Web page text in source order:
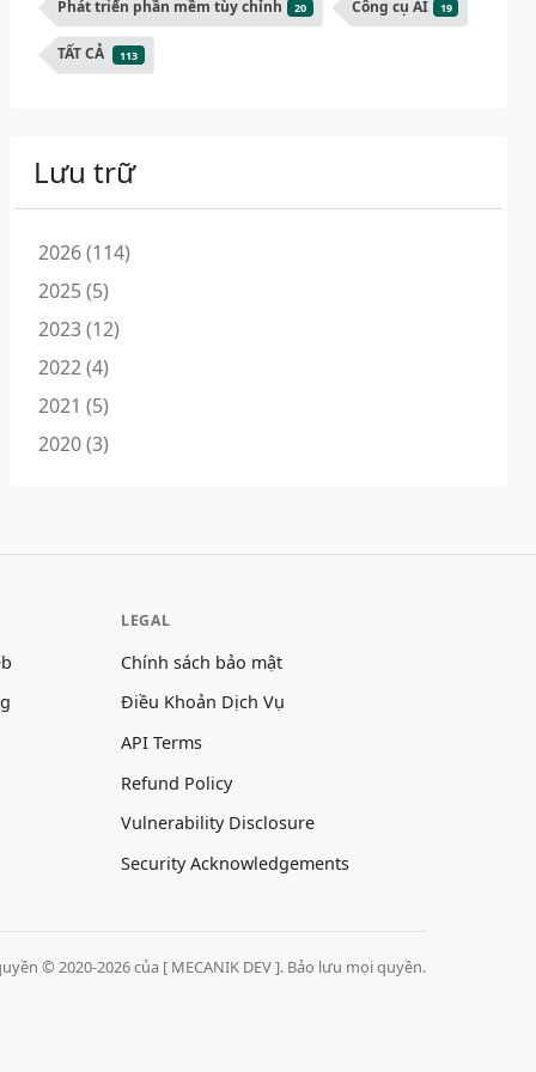
Phát triển phần mềm tùy chỉnh 20 Công cụ AI 19
TẤT CẢ 113
Lưu trữ
2026 (114)
2025 (5)
2023 (12)
2022 (4)
2021 (5)
2020 (3)
LEGAL
Chính sách bảo mật
Điều Khoản Dịch Vụ
API Terms
Refund Policy
Vulnerability Disclosure
Security Acknowledgements
© 2020-2026 của [ MECANIK DEV ]. Bảo lưu mọi quyền.